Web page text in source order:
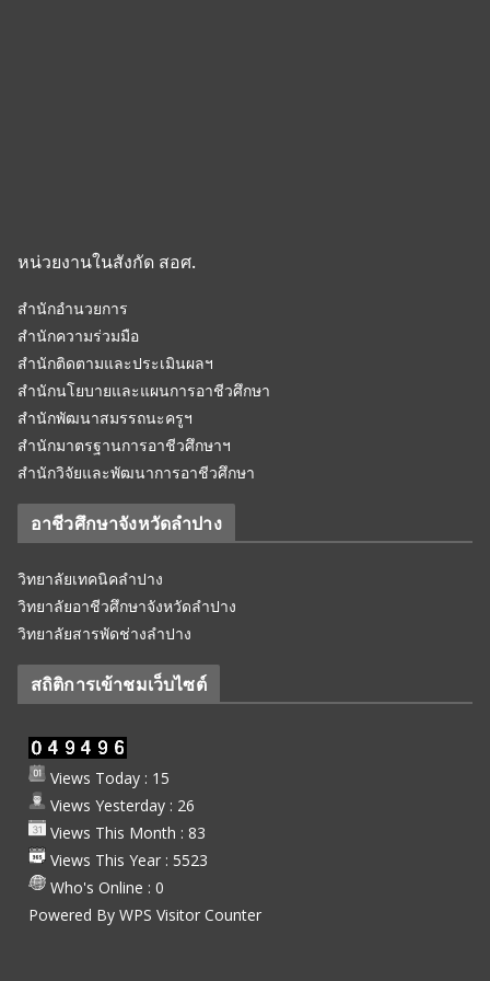
หน่วยงานในสังกัด สอศ.
สำนักอำนวยการ
สำนักความร่วมมือ
สำนักติดตามและประเมินผลฯ
สำนักนโยบายและแผนการอาชีวศึกษา
สำนักพัฒนาสมรรถนะครูฯ
สำนักมาตรฐานการอาชีวศึกษาฯ
สำนักวิจัยและพัฒนาการอาชีวศึกษา
อาชีวศึกษาจังหวัดลำปาง
วิทยาลัยเทคนิคลำปาง
วิทยาลัยอาชีวศึกษาจังหวัดลำปาง
วิทยาลัยสารพัดช่างลำปาง
สถิติการเข้าชมเว็บไซต์
Views Today : 15
Views Yesterday : 26
Views This Month : 83
Views This Year : 5523
Who's Online : 0
Powered By WPS Visitor Counter